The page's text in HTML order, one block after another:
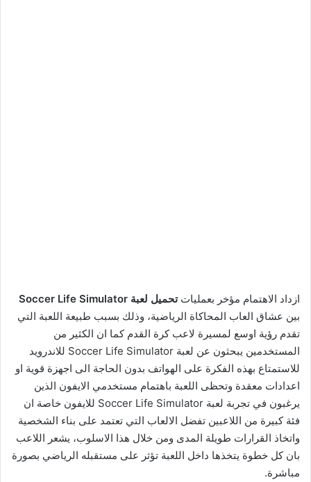
ازداد الاهتمام مؤخر بعملياتتحميل لعبة Soccer Life Simulator
بين عشاق العاب المحاكاة الرياضية، وذلك بسبب طبيعة اللعبة التي
تقدم رؤية اوسع لمسيرة لاعب كرة القدم كما ان الكثير من
المستخدمين يبحثون عن لعبة Soccer Life Simulator للاندرويد
للاستمتاع بهذه الفكرة على الهواتف بدون الحاجة الى اجهزة قوية او
اعدادات معقدة وتحظى اللعبة باهتمام مستخدمي الايفون الذين
يرغبون في تجربة لعبة Soccer Life Simulator للايفون خاصة ان
فئة كبيرة من اللاعبين تفضل الالعاب التي تعتمد على بناء الشخصية
واتخاذ القرارات طويلة المدى ومن خلال هذا الاسلوب، يشعر اللاعب
بان كل خطوة يتخذها داخل اللعبة تؤثر على مستقبله الرياضي بصورة
مباشرة.